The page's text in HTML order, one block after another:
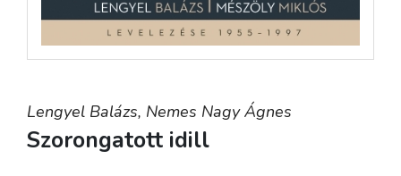
Lengyel Balázs, Nemes Nagy Ágnes
Szorongatott idill